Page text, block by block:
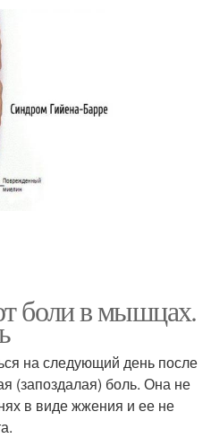
боли в мышцах.
на следующий день после
(запоздалая) боль. Она не
в виде жжения и ее не